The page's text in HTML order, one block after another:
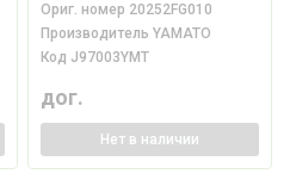
Ориг. номер 20252FG010
ПроизводительYAMATO
Код J97003YMT
дог.
Нет в наличии